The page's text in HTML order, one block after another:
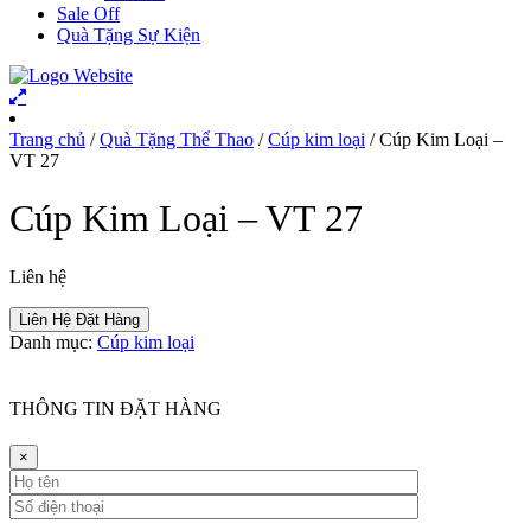
Sale Off
Quà Tặng Sự Kiện
Trang chủ /Quà Tặng Thể Thao /Cúp kim loại / Cúp Kim Loại –
VT 27
Cúp Kim Loại – VT 27
Liên hệ
Liên Hệ Đặt Hàng
Danh mục: Cúp kim loại
THÔNG TIN ĐẶT HÀNG
×